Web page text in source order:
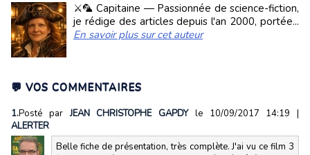
⚔️🦜 Capitaine — Passionnée de science-fiction,
je rédige des articles depuis l'an 2000, portée...
En savoir plus sur cet auteur
💬 VOS COMMENTAIRES
1.Posté parJEAN CHRISTOPHE GAPDY le 10/09/2017 14:19 |
ALERTER
Belle fiche de présentation, très complète. J'ai vu ce film 3